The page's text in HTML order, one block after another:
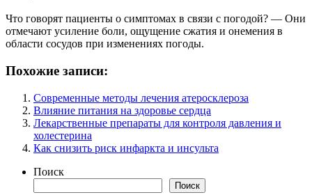
Что говорят пациенты о симптомах в связи с погодой? — Они
отмечают усиление боли, ощущение сжатия и онемения в
области сосудов при изменениях погоды.
Похожие записи:
Современные методы лечения атеросклероза
Влияние питания на здоровье сердца
Лекарственные препараты для контроля давления и
холестерина
Как снизить риск инфаркта и инсульта
Поиск
Поиск